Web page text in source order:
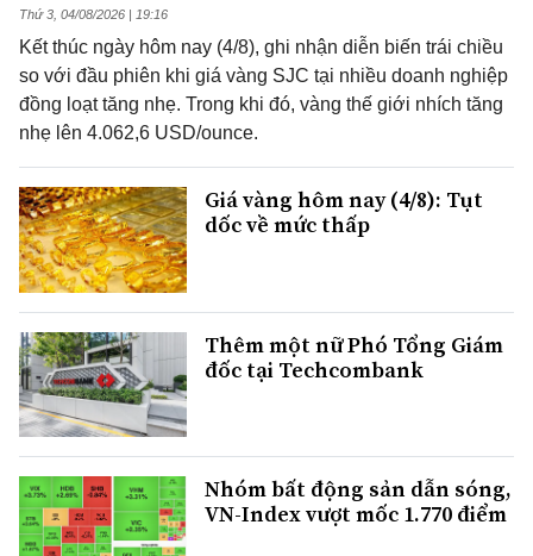
Thứ 3, 04/08/2026 | 19:16
Kết thúc ngày hôm nay (4/8), ghi nhận diễn biến trái chiều
so với đầu phiên khi giá vàng SJC tại nhiều doanh nghiệp
đồng loạt tăng nhẹ. Trong khi đó, vàng thế giới nhích tăng
nhẹ lên 4.062,6 USD/ounce.
Giá vàng hôm nay (4/8): Tụt
dốc về mức thấp
Thêm một nữ Phó Tổng Giám
đốc tại Techcombank
Nhóm bất động sản dẫn sóng,
VN-Index vượt mốc 1.770 điểm